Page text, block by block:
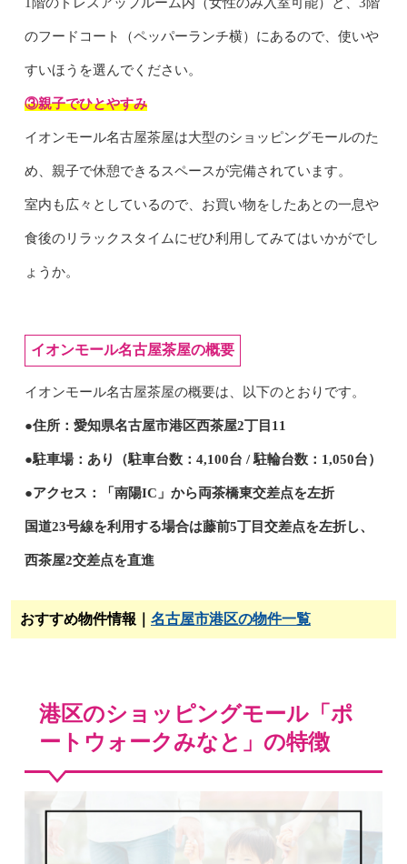
のフードコート（ペッパーランチ横）にあるので、使いや
すいほうを選んでください。
③親子でひとやすみ
イオンモール名古屋茶屋は大型のショッピングモールのた
め、親子で休憩できるスペースが完備されています。
室内も広々としているので、お買い物をしたあとの一息や
食後のリラックスタイムにぜひ利用してみてはいかがでし
ょうか。
イオンモール名古屋茶屋の概要
イオンモール名古屋茶屋の概要は、以下のとおりです。
●住所：愛知県名古屋市港区西茶屋2丁目11
●駐車場：あり（駐車台数：4,100台 / 駐輪台数：1,050台）
●アクセス：「南陽IC」から両茶橋東交差点を左折
国道23号線を利用する場合は藤前5丁目交差点を左折し、
西茶屋2交差点を直進
おすすめ物件情報｜ 名古屋市港区の物件一覧
港区のショッピングモール「ポ
ートウォークみなと」の特徴